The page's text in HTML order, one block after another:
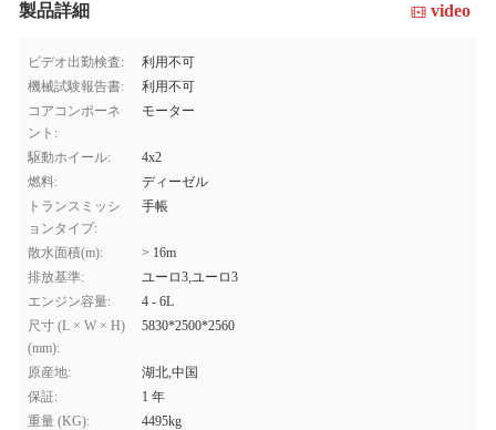
製品詳細 video
ビデオ出勤検査:
利用不可
機械試験報告書:
利用不可
コアコンポーネ
ント:
モーター
駆動ホイール:
4x2
燃料:
ディーゼル
トランスミッシ
ョンタイプ:
手帳
散水面積(m):
> 16m
排放基準:
ユーロ3,ユーロ3
エンジン容量:
4 - 6L
尺寸 (L × W × H)
(mm):
5830*2500*2560
原産地:
湖北,中国
保証:
1 年
重量 (KG):
4495kg